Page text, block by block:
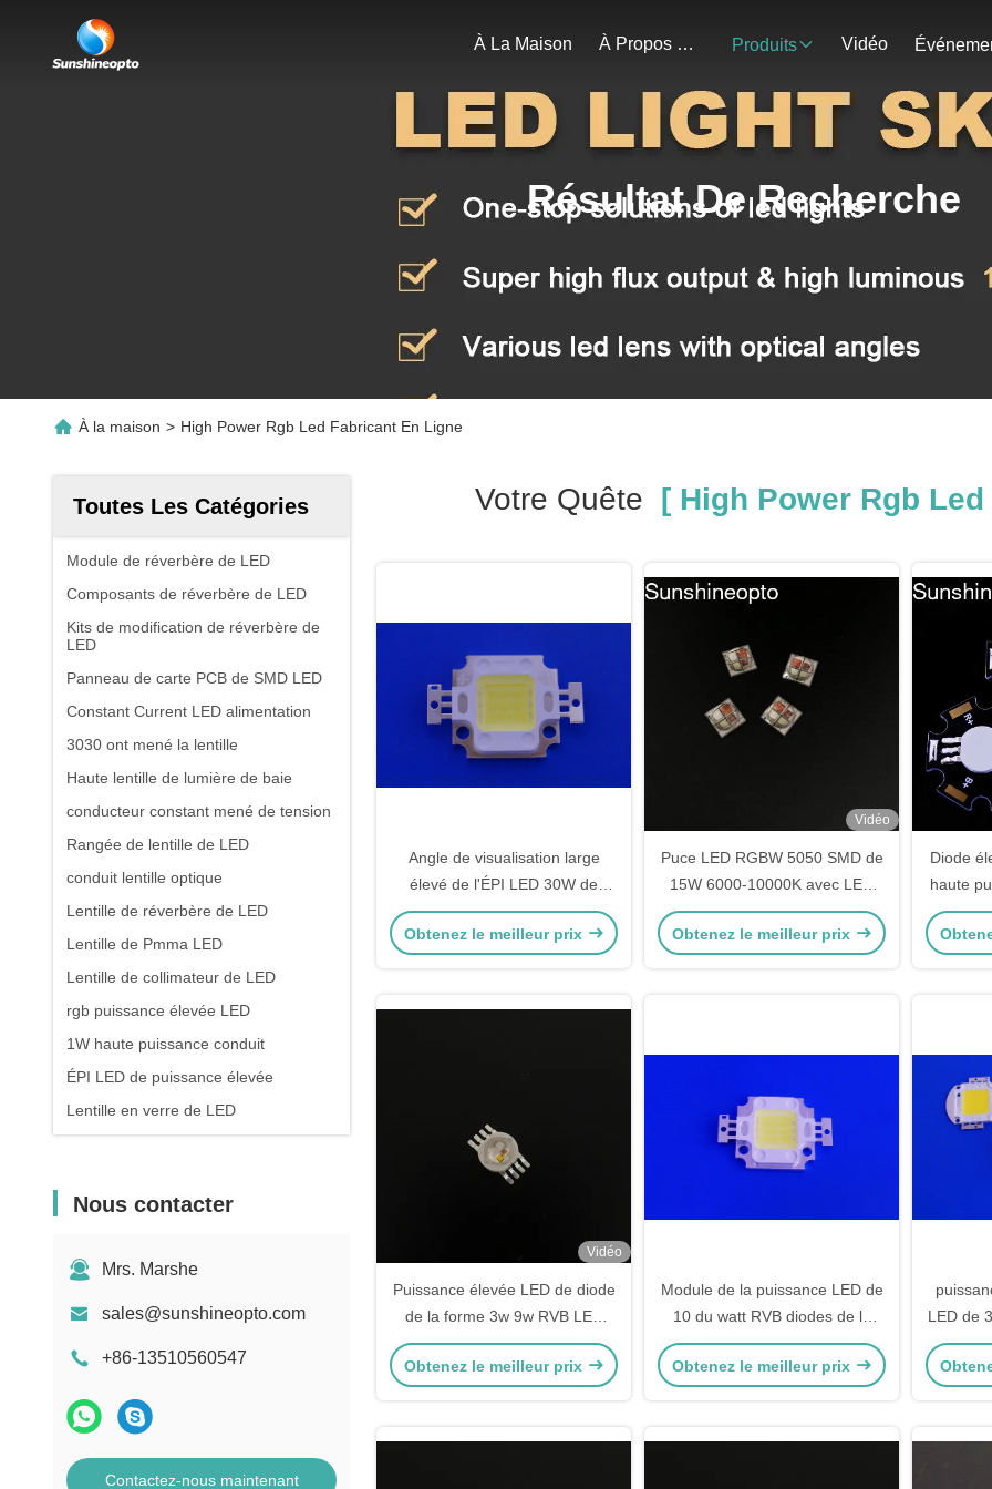
À La Maison À Propos De Nous Produits Vidéo
Résultat De Recherche
À la maison > High Power Rgb Led Fabricant En Ligne
Toutes Les Catégories
Module de réverbère de LED
Composants de réverbère de LED
Kits de modification de réverbère de
LED
Panneau de carte PCB de SMD LED
Constant Current LED alimentation
3030 ont mené la lentille
Haute lentille de lumière de baie
conducteur constant mené de tension
Rangée de lentille de LED
conduit lentille optique
Lentille de réverbère de LED
Lentille de Pmma LED
Lentille de collimateur de LED
rgb puissance élevée LED
1W haute puissance conduit
ÉPI LED de puissance élevée
Lentille en verre de LED
Nous contacter
Mrs. Marshe
sales@sunshineopto.com
+86-13510560547
Contactez-nous maintenant
Votre Quête [ High Power Rgb Led
Angle de visualisation large
élevé de l'ÉPI LED 30W de
puissance de couleur vert-bleu
rouge de RVB
Obtenez le meilleur prix
Vidéo
Puce LED RGBW 5050 SMD de
15W 6000-10000K avec LED
haute puissance 615-635NM
Obtenez le meilleur prix
Diode
haute
Vidéo
Puissance élevée LED de diode
de la forme 3w 9w RVB LED
d'étoile avec coloré pour la
lumière de lavage de mur de
Obtenez le meilleur prix
Module de la puissance LED de
10 du watt RVB diodes de la
puissance élevée LED/90
degrés
Obtenez le meilleur prix
LED de